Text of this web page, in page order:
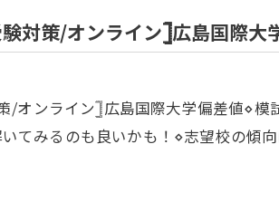
対策/オンライン𓊉広島国際大
/オンライン𓊉広島国際大学偏差値⋄模
てみるのも良いかも！⋄志望校の傾